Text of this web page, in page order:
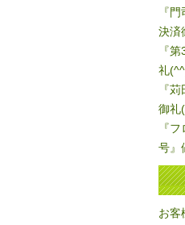
『
決済
『
礼
『
御礼
『
号』
お客